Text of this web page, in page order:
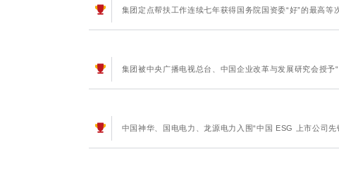
集团定点帮扶工作连续七年获得国务院国资委“好”的最高等
集团被中央广播电视总台、中国企业改革与发展研究会授予
中国神华、国电电力、龙源电力入围“中国 ESG 上市公司先